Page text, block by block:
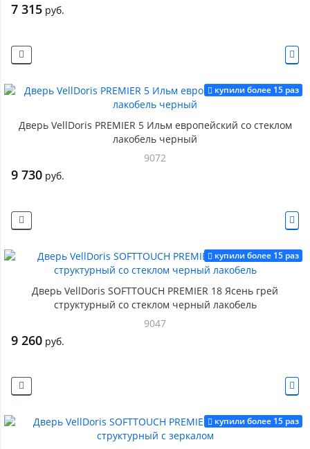
7 315 руб.
купили более 15 раз
Дверь VellDoris PREMIER 5 Ильм европейский со стеклом
лакобель черный
9072
9 730 руб.
купили более 15 раз
Дверь VellDoris SOFTTOUCH PREMIER 18 Ясень грей
структурный со стеклом черный лакобель
9047
9 260 руб.
купили более 15 раз